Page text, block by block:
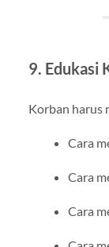
9. Edukasi
Korban harus
Cara
Cara
Cara